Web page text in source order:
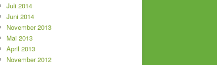
Juli 2014
Juni 2014
November 2013
Mai 2013
April 2013
November 2012